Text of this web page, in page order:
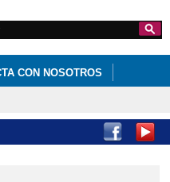
de
site
CON NOSOTROS